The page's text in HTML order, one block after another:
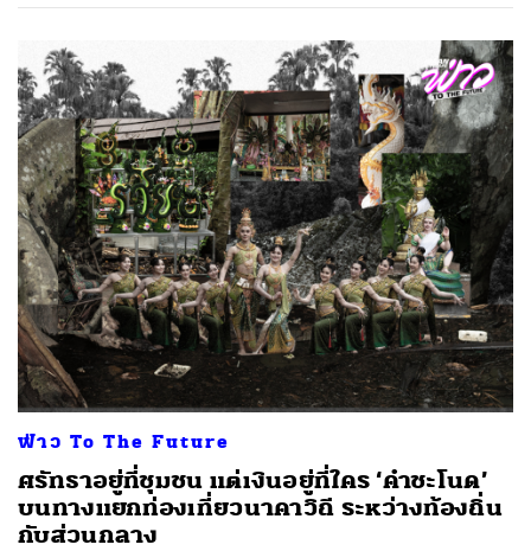
ฟ่าว To The Future
ศรัทธาอยู่ที่ชุมชน แต่เงินอยู่ที่ใคร ‘คำชะโนด’
บนทางแยกท่องเที่ยวนาคาวิถี ระหว่างท้องถิ่น
กับส่วนกลาง